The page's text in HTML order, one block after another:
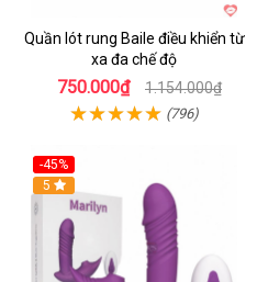
Quần lót rung Baile điều khiển từ
xa đa chế độ
750.000₫ 1.154.000₫
(796)
-45%
Hot
5